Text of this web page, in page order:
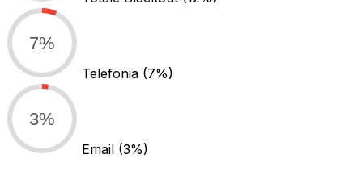
7%
Telefonia (7%)
3%
Email (3%)